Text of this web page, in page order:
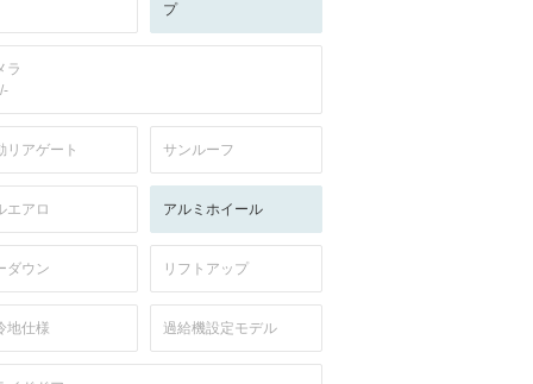
プ
ラ
リアゲート サンルーフ
エアロ アルミホイール
ダウン リフトアップ
地仕様 過給機設定モデル